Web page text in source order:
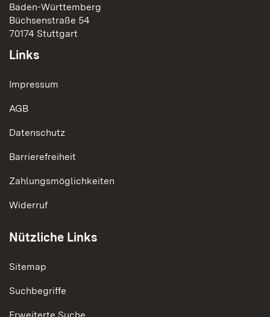
Baden-Württemberg
Büchsenstraße 54
70174 Stuttgart
Links
Impressum
AGB
Datenschutz
Barrierefreiheit
Zahlungsmöglichkeiten
Widerruf
Nützliche Links
Sitemap
Suchbegriffe
Erweiterte Suche